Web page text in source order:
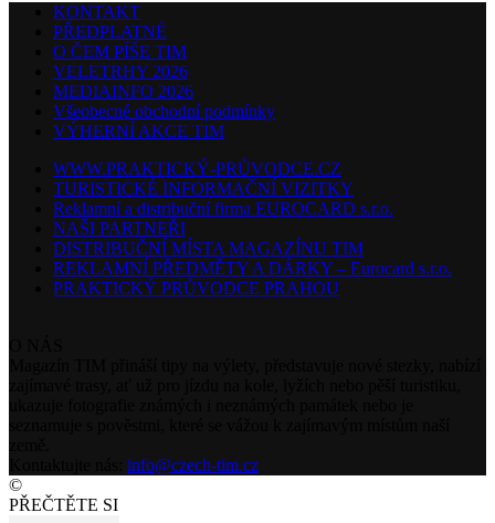
KONTAKT
PŘEDPLATNÉ
O ČEM PÍŠE TIM
VELETRHY 2026
MEDIAINFO 2026
Všeobecné obchodní podmínky
VÝHERNÍ AKCE TIM
WWW.PRAKTICKÝ-PRŮVODCE.CZ
TURISTICKÉ INFORMAČNÍ VIZITKY
Reklamní a distribuční firma EUROCARD s.r.o.
NAŠI PARTNEŘI
DISTRIBUČNÍ MÍSTA MAGAZÍNU TIM
REKLAMNÍ PŘEDMĚTY A DÁRKY – Eurocard s.r.o.
PRAKTICKÝ PRŮVODCE PRAHOU
info@czech-tim.cz
©
PŘEČTĚTE SI